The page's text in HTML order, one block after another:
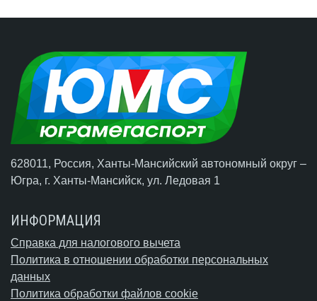
628011, Россия, Ханты-Мансийский автономный округ –
Югра, г. Ханты-Мансийск, ул. Ледовая 1
ИНФОРМАЦИЯ
Справка для налогового вычета
Политика в отношении обработки персональных
данных
Политика обработки файлов cookie